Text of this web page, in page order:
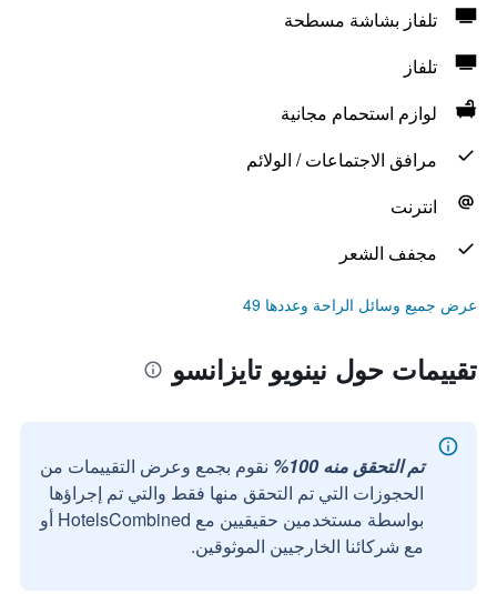
تلفاز بشاشة مسطحة
تلفاز
لوازم استحمام مجانية
مرافق الاجتماعات / الولائم
انترنت
مجفف الشعر
عرض جميع وسائل الراحة وعددها 49
تقييمات حول نينويو تايزانسو
تم التحقق منه 100%
نقوم بجمع وعرض التقييمات من
الحجوزات التي تم التحقق منها فقط والتي تم إجراؤها
بواسطة مستخدمين حقيقيين مع HotelsCombined أو
مع شركائنا الخارجيين الموثوقين.